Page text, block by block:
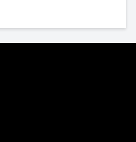
actief en kreeg van de
in 2023 de opdracht om
aan de verlevendiging